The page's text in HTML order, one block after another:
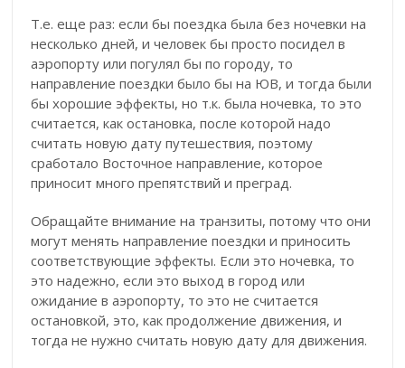
Т.е. еще раз: если бы поездка была без ночевки на
несколько дней, и человек бы просто посидел в
аэропорту или погулял бы по городу, то
направление поездки было бы на ЮВ, и тогда были
бы хорошие эффекты, но т.к. была ночевка, то это
считается, как остановка, после которой надо
считать новую дату путешествия, поэтому
сработало Восточное направление, которое
приносит много препятствий и преград.
Обращайте внимание на транзиты, потому что они
могут менять направление поездки и приносить
соответствующие эффекты. Если это ночевка, то
это надежно, если это выход в город или
ожидание в аэропорту, то это не считается
остановкой, это, как продолжение движения, и
тогда не нужно считать новую дату для движения.